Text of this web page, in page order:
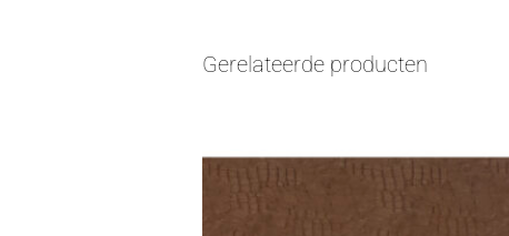
Gerelateerde producten